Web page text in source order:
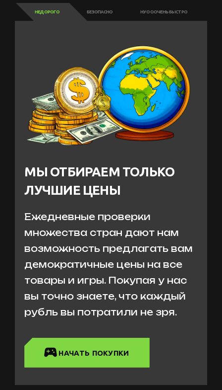
НЕДОРОГО БЕЗОПАСНО НУ ОООЧЕНЬ БЫСТРО
МЫ ОТБИРАЕМ ТОЛЬКО
ЛУЧШИЕ ЦЕНЫ
Ежедневные проверки
множества стран дают нам
возможность предлагать вам
демократичные цены на все
товары и игры. Покупая у нас
вы точно знаете, что каждый
рубль вы потратили не зря.
НАЧАТЬ ПОКУПКИ